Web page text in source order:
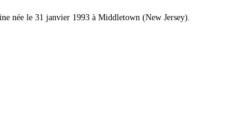
née le 31 janvier 1993 à Middletown (New Jersey).